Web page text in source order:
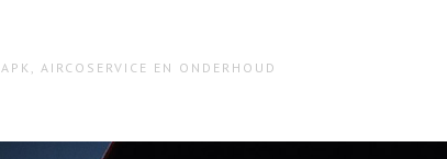
APK, AIRCOSERVICE EN ONDERHOUD